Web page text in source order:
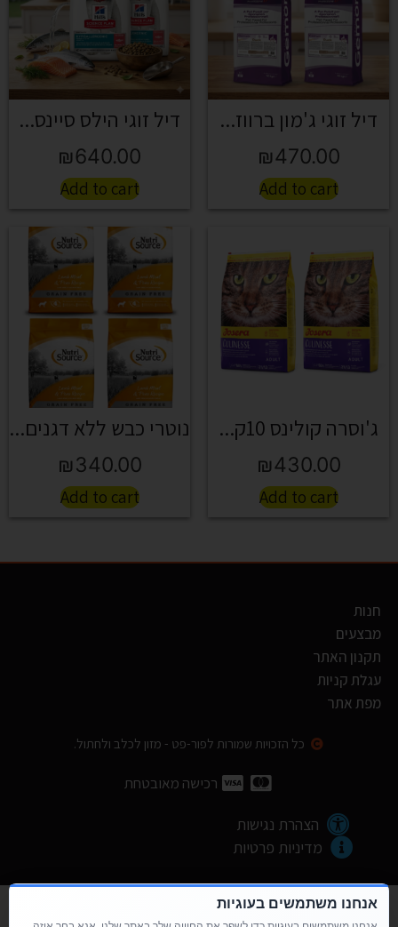
דיל זוגי ג'מון ברווז...
₪470.00
Add to cart
דיל זוגי הילס סיינס...
₪640.00
Add to cart
ג'וסרה קולינס 10ק...
₪430.00
Add to cart
נוטרי כבש ללא דגנים...
₪340.00
Add to cart
חנות
מבצעים
תקנון האתר
עגלת קניות
מפת אתר
כל הזכויות שמורות לפור-פט - מזון לכלב ולחתול.
רכישה מאובטחת
הצהרת נגישות
מדיניות פרטיות
052-270-1092 / 052-6070-565
אנחנו משתמשים בעוגיות